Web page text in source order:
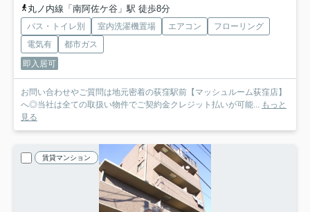
丸ノ内線「南阿佐ケ谷」駅 徒歩8分
バス・トイレ別 室内洗濯機置場 エアコン
フローリング
電気有
都市ガス
即入居可
お問い合わせやご質問は地元密着の荻窪駅前【マッシュルーム荻窪店】
へ◎当社は全ての取扱い物件でご契約金クレジット払いが可能... もっと
見る
賃貸マンション